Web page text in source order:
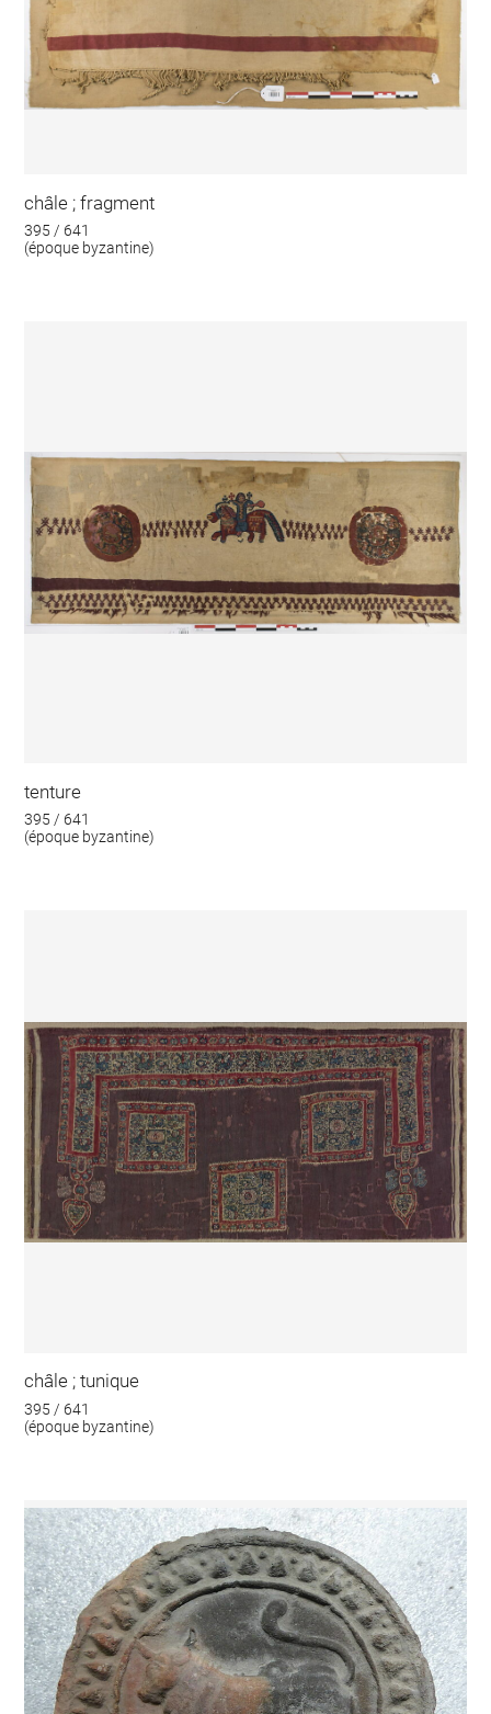
châle ; fragment
395 / 641
(époque byzantine)
tenture
395 / 641
(époque byzantine)
châle ; tunique
395 / 641
(époque byzantine)